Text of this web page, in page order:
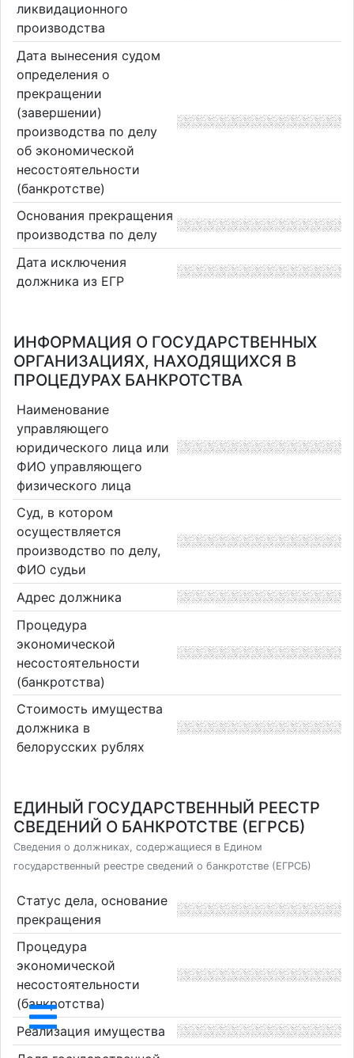
ликвидационного
производства
Дата вынесения судом
определения о
прекращении
(завершении)
производства по делу
об экономической
несостоятельности
(банкротстве)
Основания прекращения
производства по делу
Дата исключения
должника из ЕГР
ИНФОРМАЦИЯ О ГОСУДАРСТВЕННЫХ
ОРГАНИЗАЦИЯХ, НАХОДЯЩИХСЯ В
ПРОЦЕДУРАХ БАНКРОТСТВА
Наименование
управляющего
юридического лица или
ФИО управляющего
физического лица
Суд, в котором
осуществляется
производство по делу,
ФИО судьи
Адрес должника
Процедура
экономической
несостоятельности
(банкротства)
Стоимость имущества
должника в
белорусских рублях
ЕДИНЫЙ ГОСУДАРСТВЕННЫЙ РЕЕСТР
СВЕДЕНИЙ О БАНКРОТСТВЕ (ЕГРСБ)
Сведения о должниках, содержащиеся в Едином
государственный реестре сведений о банкротстве (ЕГРСБ)
Статус дела, основание
прекращения
Процедура
экономической
несостоятельности
(банкротства)
Реализация имущества